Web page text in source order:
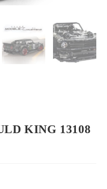
KING 13108